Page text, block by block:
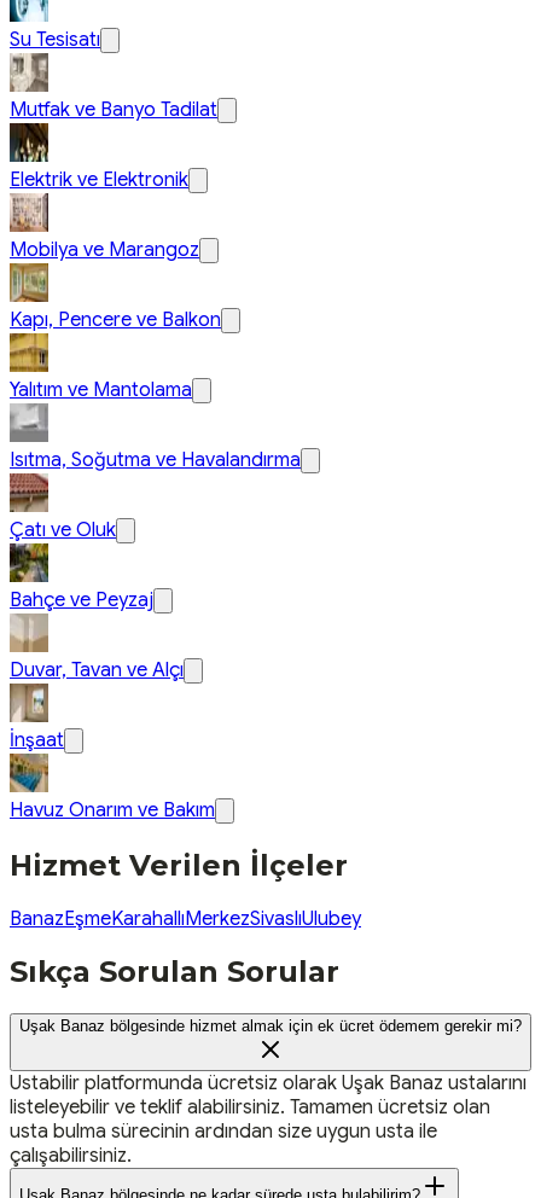
Su Tesisatı
Mutfak ve Banyo Tadilat
Elektrik ve Elektronik
Mobilya ve Marangoz
Kapı, Pencere ve Balkon
Yalıtım ve Mantolama
Isıtma, Soğutma ve Havalandırma
Çatı ve Oluk
Bahçe ve Peyzaj
Duvar, Tavan ve Alçı
İnşaat
Havuz Onarım ve Bakım
Hizmet Verilen İlçeler
BanazEşmeKarahallıMerkezSivaslıUlubey
Sıkça Sorulan Sorular
Uşak Banaz bölgesinde hizmet almak için ek ücret ödemem gerekir mi?
Ustabilir platformunda ücretsiz olarak Uşak Banaz ustalarını
listeleyebilir ve teklif alabilirsiniz. Tamamen ücretsiz olan
usta bulma sürecinin ardından size uygun usta ile
çalışabilirsiniz.